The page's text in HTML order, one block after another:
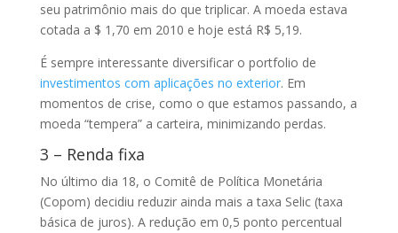
seu patrimônio mais do que triplicar. A moeda estava
cotada a $ 1,70 em 2010 e hoje está R$ 5,19.
É sempre interessante diversificar o portfolio de
investimentos com aplicações no exterior. Em
momentos de crise, como o que estamos passando, a
moeda “tempera” a carteira, minimizando perdas.
3 – Renda fixa
No último dia 18, o Comitê de Política Monetária
(Copom) decidiu reduzir ainda mais a taxa Selic (taxa
básica de juros). A redução em 0,5 ponto percentual